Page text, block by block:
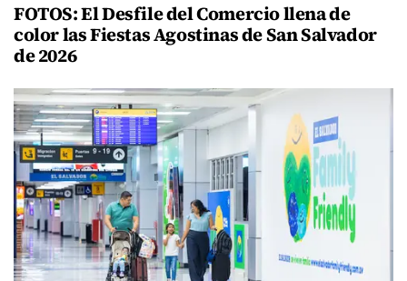
FOTOS: El Desfile del Comercio llena de
color las Fiestas Agostinas de San Salvador
de 2026